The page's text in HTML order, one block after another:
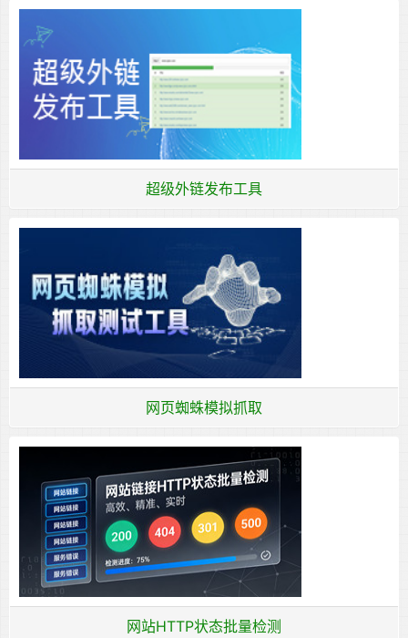
超级外链发布工具
网页蜘蛛模拟抓取
网站HTTP状态批量检测